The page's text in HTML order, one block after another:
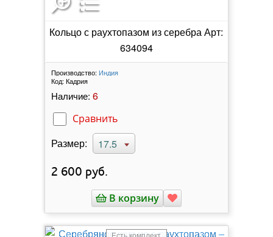
Кольцо с раухтопазом из серебра Арт:
634094
Производство: Индия
Код: Кадрия
Наличие: 6
Сравнить
Размер: 17.5
2 600 руб.
В корзину
Есть комплект